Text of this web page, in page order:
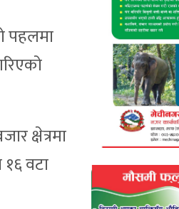
पहलमा
क्षेत्रमा
वटा